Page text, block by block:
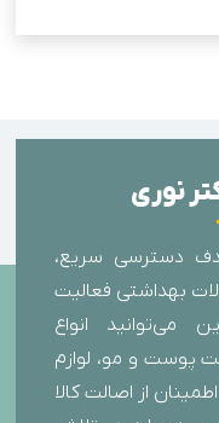
نوری
هدف دسترسی سریع،
بهداشتی فعالیت
می‌توانید انواع
پوست و مو، لوازم
از اصالت کالا